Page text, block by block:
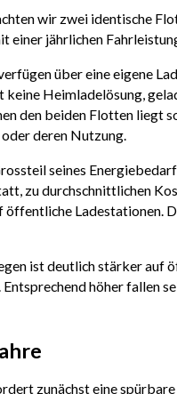
wir zwei identische
einer jährlichen
über eine eigene
Heimladelösung,
den beiden Flotten liegt
deren Nutzung.
seines
zu durchschnittlichen
Ladestationen.
ist deutlich stärker auf
höher fallen
zunächst eine